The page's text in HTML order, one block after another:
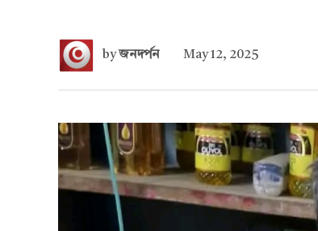
byজনদর্পন May 12, 2025